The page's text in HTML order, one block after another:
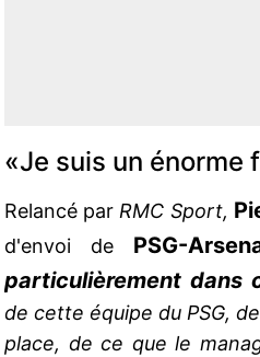
«Je suis un énorme
Relancé parRMC Sport,
d'envoi de PSG-
particulièrement dans
de cette équipe du PSG,
place, de ce que le